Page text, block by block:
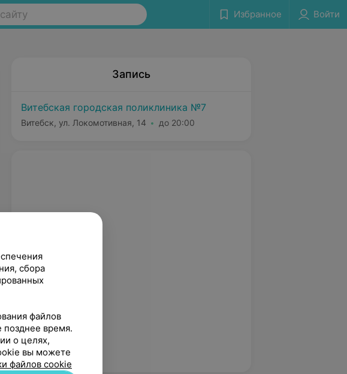
Избранное Войти
Запись
Витебская городская поликлиника №7
Витебск, ул. Локомотивная, 14 до 20:00
сбора
файлов
позднее время.
о целях,
вы можете
файлов cookie